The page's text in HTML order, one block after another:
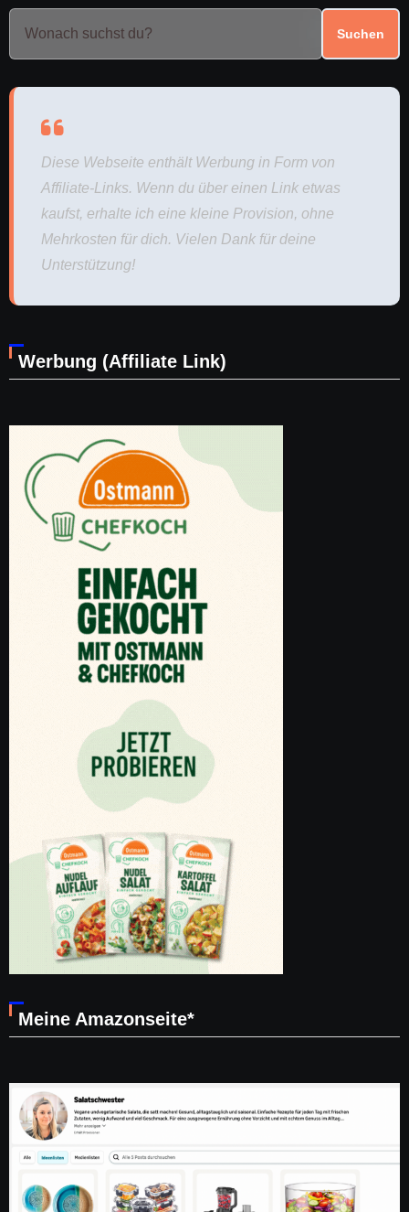
Suchen
Diese Webseite enthält Werbung in Form von
Affiliate-Links. Wenn du über einen Link etwas
kaufst, erhalte ich eine kleine Provision, ohne
Mehrkosten für dich. Vielen Dank für deine
Unterstützung!
Werbung (Affiliate Link)
Meine Amazonseite*